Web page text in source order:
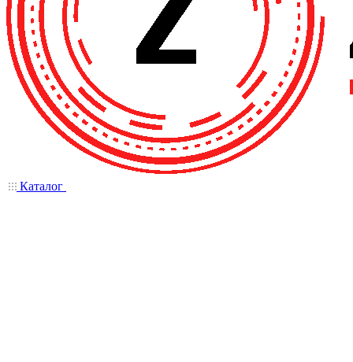
Каталог